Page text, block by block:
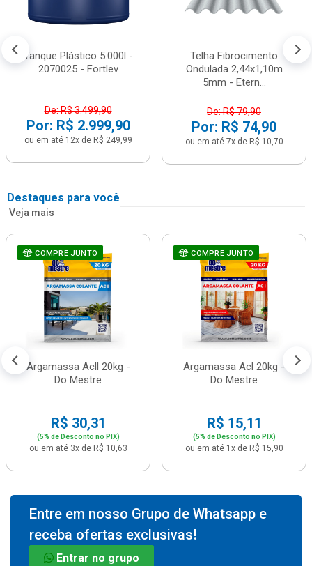
Tanque Plástico 5.000l -
2070025 - Fortlev
De: R$ 3.499,90
Por: R$ 2.999,90
ou em até 12x de R$ 249,99
Telha Fibrocimento
Ondulada 2,44x1,10m
5mm - Etern...
De: R$ 79,90
Por: R$ 74,90
ou em até 7x de R$ 10,70
Destaques para você
Veja mais
COMPRE JUNTO
Argamassa Acll 20kg -
Do Mestre
R$ 30,31
(5% de Desconto no PIX)
ou em até 3x de R$ 10,63
COMPRE JUNTO
Argamassa Acl 20kg -
Do Mestre
R$ 15,11
(5% de Desconto no PIX)
ou em até 1x de R$ 15,90
Entre em nosso Grupo de Whatsapp e
receba ofertas exclusivas!
Entrar no grupo